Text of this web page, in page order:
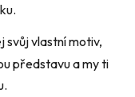
svůj vlastní motiv,
představu a my ti